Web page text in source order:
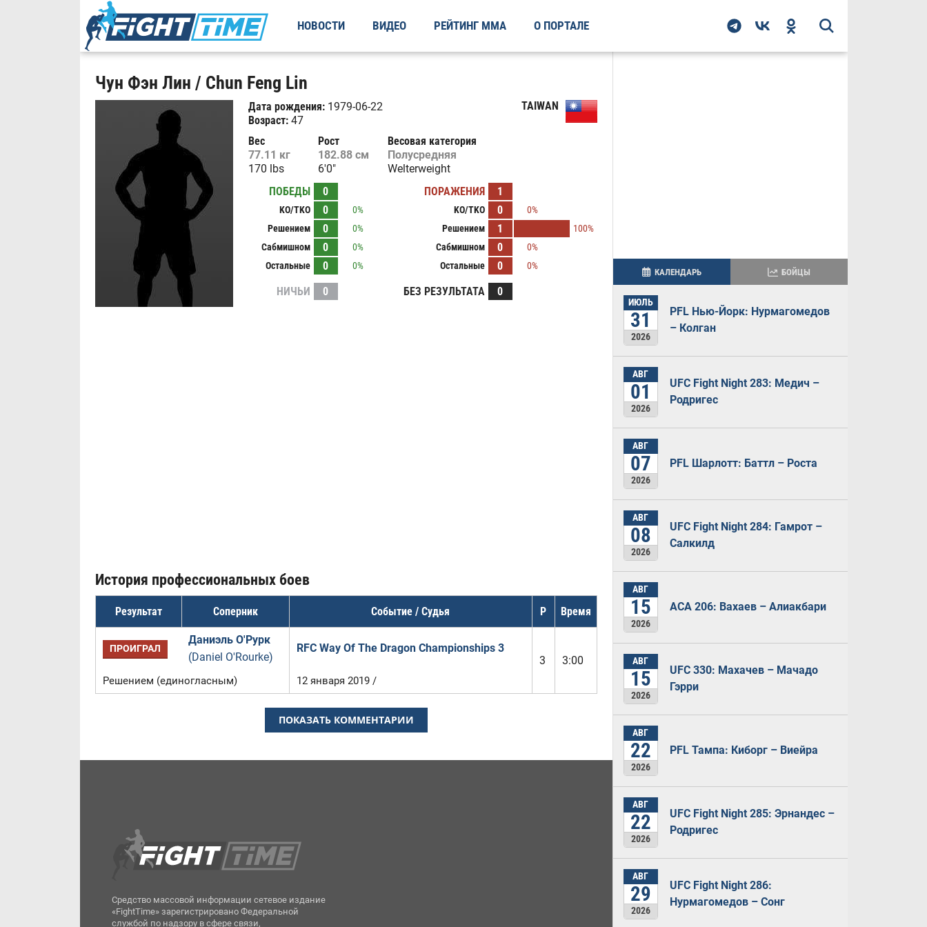
НОВОСТИ ВИДЕО РЕЙТИНГ ММА О ПОРТАЛЕ
Чун Фэн Лин / Chun Feng Lin
Дата рождения:1979-06-22
Возраст:47
TAIWAN
Вес
77.11 кг
170 lbs
Рост
182.88 см
6'0"
Весовая категория
Полусредняя
Welterweight
ПОБЕДЫ
0
KO/TKO 0
0%
Решением
0
0%
Сабмишном
0
0%
Остальные
0 0%
ПОРАЖЕНИЯ 1
KO/TKO 0
0%
Решением
1
100%
Сабмишном
0
0%
Остальные
0 0%
НИЧЬИ 0 БЕЗ РЕЗУЛЬТАТА 0
История профессиональных боев
Результат Соперник Событие / Судья Р Время
ПРОИГРАЛ
Даниэль О'Рурк
(Daniel O'Rourke)
RFC Way Of The Dragon Championships 3
3
3:00
Решением (единогласным) 12 января 2019 /
ПОКАЗАТЬ КОММЕНТАРИИ
КАЛЕНДАРЬ БОЙЦЫ
ИЮЛЬ
31
2026
PFL Нью-Йорк: Нурмагомедов
– Колган
АВГ
01
2026
UFC Fight Night 283: Медич –
Родригес
АВГ
07
2026
PFL Шарлотт: Баттл – Роста
АВГ
08
2026
UFC Fight Night 284: Гамрот –
Салкилд
АВГ
15
2026
ACA 206: Вахаев – Алиакбари
АВГ
15
2026
UFC 330: Махачев – Мачадо
Гэрри
АВГ
22
2026
PFL Тампа: Киборг – Виейра
АВГ
22
2026
UFC Fight Night 285: Эрнандес –
Родригес
АВГ
29
2026
UFC Fight Night 286:
Нурмагомедов – Сонг
Средство массовой информации сетевое издание
«FightTime» зарегистрировано Федеральной
службой по надзору в сфере связи,